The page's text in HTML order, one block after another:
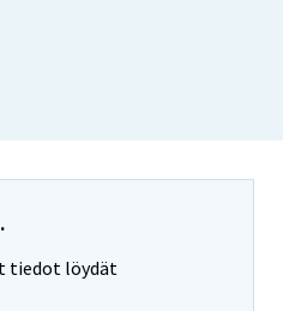
tiedot löydät